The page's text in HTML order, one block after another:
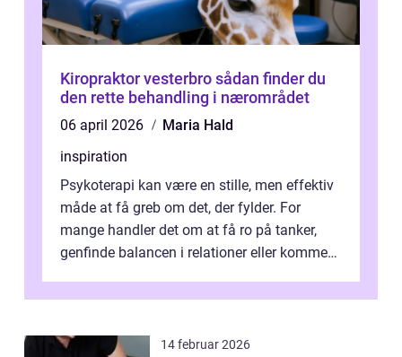
Kiropraktor vesterbro sådan finder du
den rette behandling i nærområdet
06 april 2026
Maria Hald
inspiration
Psykoterapi kan være en stille, men effektiv
måde at få greb om det, der fylder. For
mange handler det om at få ro på tanker,
genfinde balancen i relationer eller komme
14 februar 2026